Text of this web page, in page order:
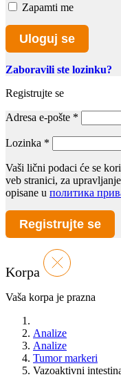
Zapamti me
Uloguj se
Zaboravili ste lozinku?
Registrujte se
Adresa e-pošte *
Lozinka *
Vaši lični podaci će se
veb stranici, za
opisane u политика
Registrujte se
Korpa
Vaša korpa je prazna
Analize
Analize
Tumor markeri
Vazoaktivni